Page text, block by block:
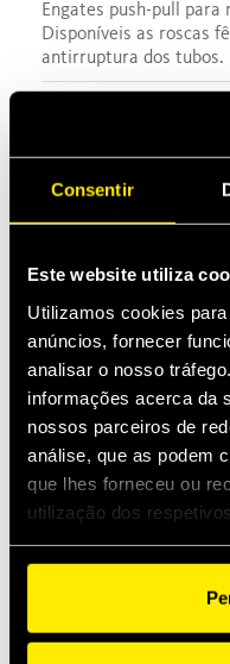
Consentir
Este website utiliza
Utilizamos cookies
anúncios, fornecer
analisar o nosso
informações acerca da
nossos parceiros de
análise, que as podem
que lhes forneceu ou
utilização dos
Engates push-pull
Disponíveis as roscas
antirruptura dos tubos.
Data sheet
Fêmea